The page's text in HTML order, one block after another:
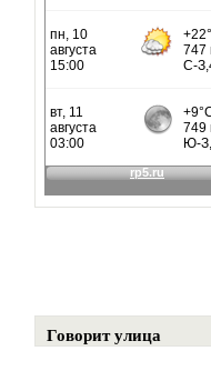
Говорит улица